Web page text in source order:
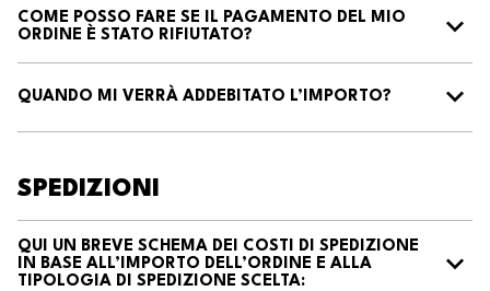
COME POSSO FARE SE IL PAGAMENTO DEL MIO
ORDINE È STATO RIFIUTATO?
QUANDO MI VERRÀ ADDEBITATO L’IMPORTO?
SPEDIZIONI
QUI UN BREVE SCHEMA DEI COSTI DI SPEDIZIONE
IN BASE ALL’IMPORTO DELL’ORDINE E ALLA
TIPOLOGIA DI SPEDIZIONE SCELTA: